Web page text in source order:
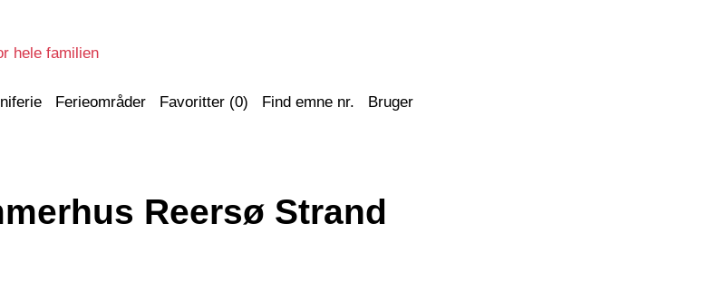
hele familien
Ferieområder Favoritter (0) Find emne nr. Bruger
Reersø Strand